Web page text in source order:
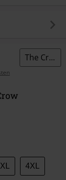
The Crow
4XL